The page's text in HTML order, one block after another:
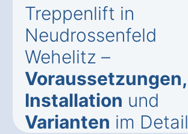
Treppenlift in
Neudrossenfeld
Wehelitz –
Voraussetzungen,
Installation und
Varianten im Detail